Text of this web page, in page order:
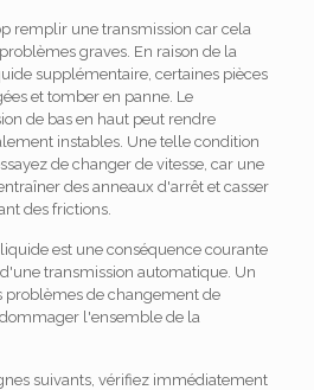
remplir une transmission car cela
graves. En raison de la
supplémentaire, certaines pièces
et tomber en panne. Le
de bas en haut peut rendre
instables. Une telle condition
de changer de vitesse, car une
des anneaux d'arrêt et casser
des frictions.
est une conséquence courante
transmission automatique. Un
problèmes de changement de
l'ensemble de la
suivants, vérifiez immédiatement